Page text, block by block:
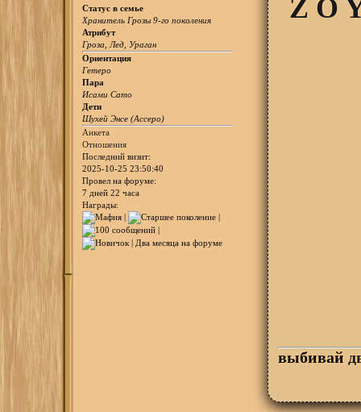
Статус в семье
Хранитель Грозы 9-го поколения
Атрибут
Гроза, Лед, Ураган
Ориентация
Гетеро
Пара
Исами Сато
Дети
Шухей Энсе (Ассеро)
Анкета
Отношения
Последний визит:
2025-10-25 23:50:40
Провел на форуме:
7 дней 22 часа
Награды:
Z O
выбивай